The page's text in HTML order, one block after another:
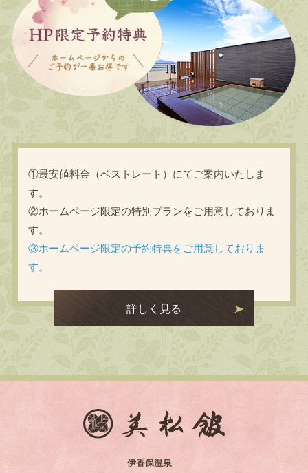
①最安値料金（ベストレート）にてご案内いたしま
す。
②ホームページ限定の特別プランをご用意しておりま
す。
③ホームページ限定の予約特典をご用意しておりま
す。
詳しく見る
伊香保温泉